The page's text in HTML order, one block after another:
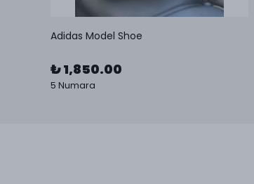
Adidas Model Shoe
₺ 1,850.00
5 Numara